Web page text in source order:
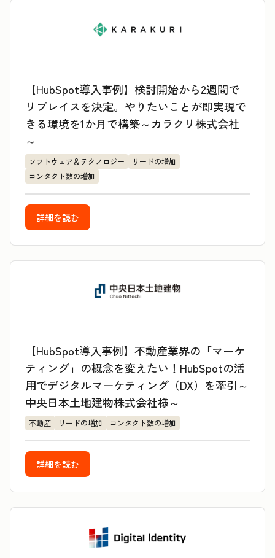
【HubSpot導入事例】検討開始から2週間で
リプレイスを決定。やりたいことが即実現で
きる環境を1か月で構築～カラクリ株式会社
～
ソフトウェア＆テクノロジー
リードの増加
コンタクト数の増加
詳細を読む
【HubSpot導入事例】不動産業界の「マーケ
ティング」の概念を変えたい！HubSpotの活
用でデジタルマーケティング（DX）を牽引～
中央日本土地建物株式会社様～
不動産 リードの増加 コンタクト数の増加
詳細を読む